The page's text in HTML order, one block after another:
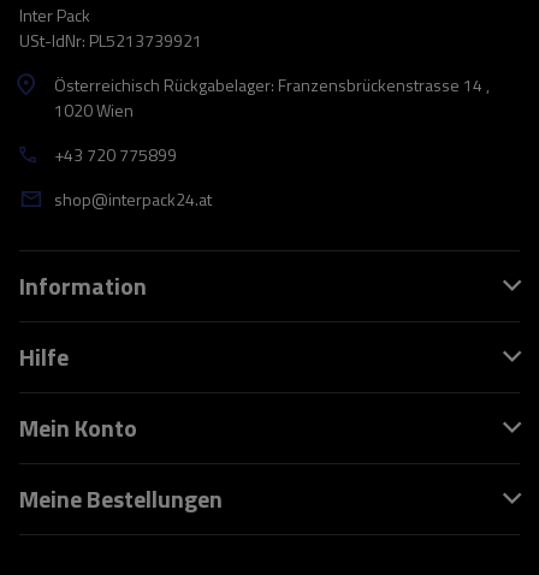
Inter Pack
USt-IdNr: PL5213739921
Österreichisch Rückgabelager: Franzensbrückenstrasse 14 ,
1020 Wien
+43 720 775899
shop@interpack24.at
Information
Hilfe
Mein Konto
Meine Bestellungen